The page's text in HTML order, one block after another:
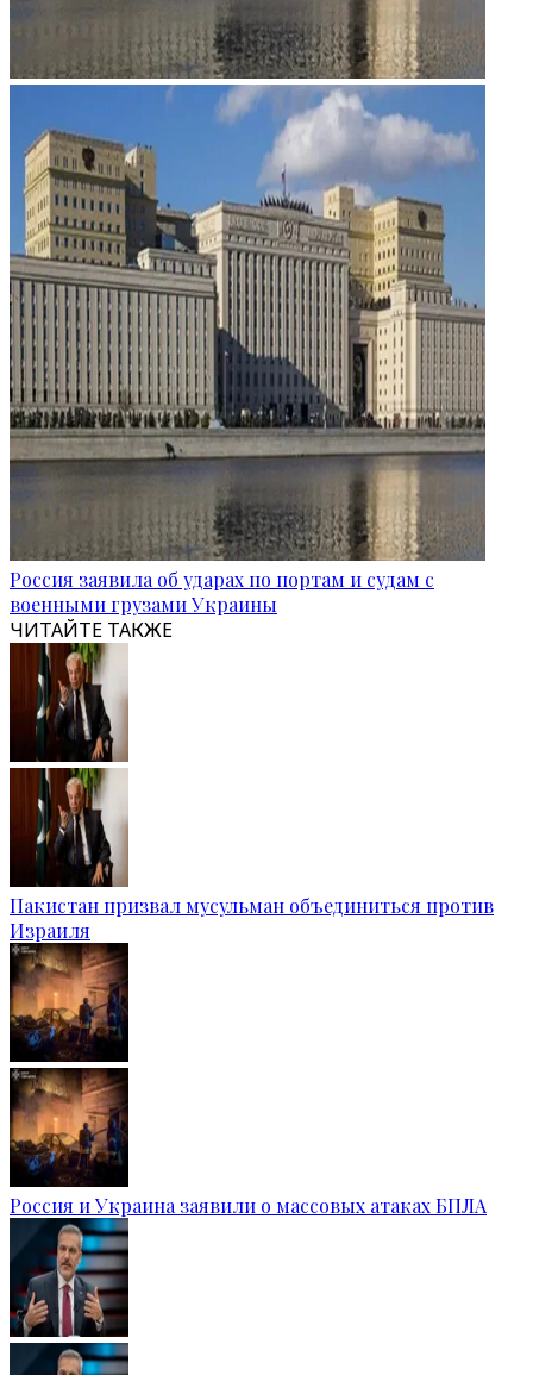
Россия заявила об ударах по портам и судам с
военными грузами Украины
ЧИТАЙТЕ ТАКЖЕ
Пакистан призвал мусульман объединиться против
Израиля
Россия и Украина заявили о массовых атаках БПЛА